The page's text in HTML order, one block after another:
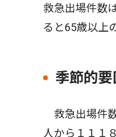
救急出場件数
ると65歳以上
季節的
救急出場件
人から１１１